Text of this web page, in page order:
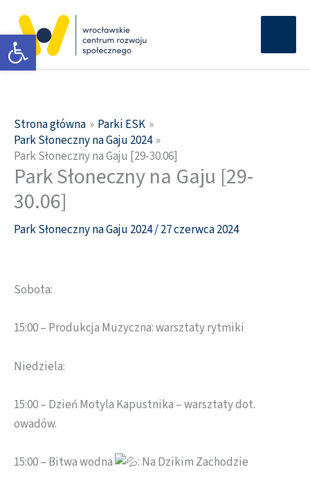
Otwórz pasek narzędzi
treści
Strona główna
Parki ESK
Park Słoneczny na Gaju 2024
Park Słoneczny na Gaju [29-30.06]
Park Słoneczny na Gaju [29-
30.06]
Park Słoneczny na Gaju 2024/27 czerwca 2024
Sobota:
15:00 – Produkcja Muzyczna: warsztaty rytmiki
Niedziela:
15:00 – Dzień Motyla Kapustnika – warsztaty dot.
owadów.
15:00 – Bitwa wodna : Na Dzikim Zachodzie